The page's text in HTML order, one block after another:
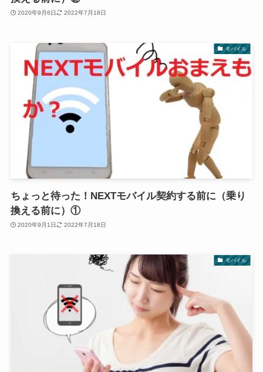
2020年9月6日 2022年7月18日
モバイル
ちょっと待った！NEXTモバイル契約する前に（乗り
換える前に）①
2020年9月1日 2022年7月18日
モバイル